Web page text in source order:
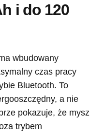
i do 120
wbudowany
czas pracy
Bluetooth. To
a nie
pokazuje, że mysz
trybem